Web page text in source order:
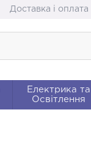
Доставка і оплата
Електрика та
Освітлення